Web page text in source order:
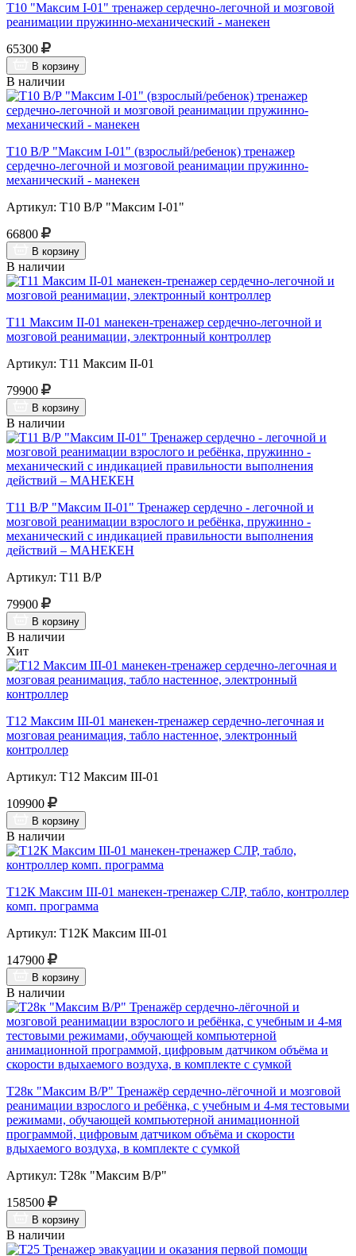
Т10 "Максим I-01" тренажер сердечно-легочной и мозговой
реанимации пружинно-механический - манекен
65300
В корзину
В наличии
Т10 В/Р "Максим I-01" (взрослый/ребенок) тренажер
сердечно-легочной и мозговой реанимации пружинно-
механический - манекен
Артикул: Т10 В/Р "Максим I-01"
66800
В корзину
В наличии
Т11 Максим II-01 манекен-тренажер сердечно-легочной и
мозговой реанимации, электронный контроллер
Артикул: Т11 Максим II-01
79900
В корзину
В наличии
Т11 В/Р "Максим II-01" Тренажер сердечно - легочной и
мозговой реанимации взрослого и ребёнка, пружинно -
механический с индикацией правильности выполнения
действий – МАНЕКЕН
Артикул: Т11 В/Р
79900
В корзину
В наличии
Хит
Т12 Максим III-01 манекен-тренажер сердечно-легочная и
мозговая реанимация, табло настенное, электронный
контроллер
Артикул: Т12 Максим III-01
109900
В корзину
В наличии
Т12К Максим III-01 манекен-тренажер СЛР, табло, контроллер
комп. программа
Артикул: Т12К Максим III-01
147900
В корзину
В наличии
Т28к "Максим В/Р" Тренажёр сердечно-лёгочной и мозговой
реанимации взрослого и ребёнка, с учебным и 4-мя тестовыми
режимами, обучающей компьютерной анимационной
программой, цифровым датчиком объёма и скорости
вдыхаемого воздуха, в комплекте с сумкой
Артикул: Т28к "Максим В/Р"
158500
В корзину
В наличии